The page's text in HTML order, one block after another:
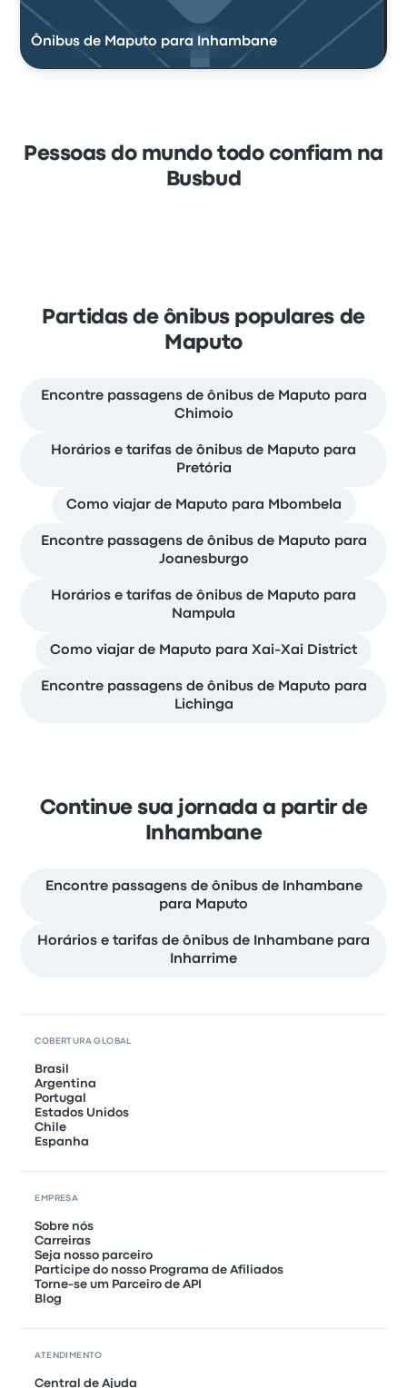
Ônibus de Maputo para Inhambane
Pessoas do mundo todo confiam na
Busbud
Partidas de ônibus populares de
Maputo
Encontre passagens de ônibus de Maputo para
Chimoio
Horários e tarifas de ônibus de Maputo para
Pretória
Como viajar de Maputo para Mbombela
Encontre passagens de ônibus de Maputo para
Joanesburgo
Horários e tarifas de ônibus de Maputo para
Nampula
Como viajar de Maputo para Xai-Xai District
Encontre passagens de ônibus de Maputo para
Lichinga
Continue sua jornada a partir de
Inhambane
Encontre passagens de ônibus de Inhambane
para Maputo
Horários e tarifas de ônibus de Inhambane para
Inharrime
COBERTURA GLOBAL
Brasil
Argentina
Portugal
Estados Unidos
Chile
Espanha
EMPRESA
Sobre nós
Carreiras
Seja nosso parceiro
Participe do nosso Programa de Afiliados
Torne-se um Parceiro de API
Blog
ATENDIMENTO
Central de Ajuda